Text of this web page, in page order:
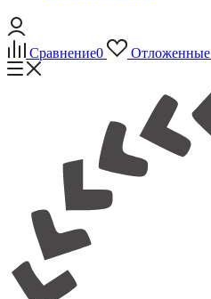
Сравнение0 Отложенные